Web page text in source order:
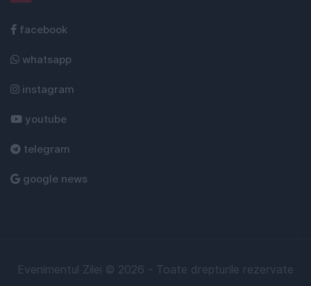
facebook
whatsapp
instagram
youtube
telegram
google news
Evenimentul Zilei © 2026 - Toate drepturile rezervate